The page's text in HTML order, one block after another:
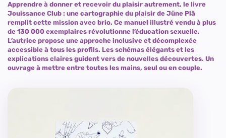
Apprendre à donner et recevoir du plaisir autrement, le livre
Jouissance Club : une cartographie du plaisir de Jüne Plã
remplit cette mission avec brio. Ce manuel illustré vendu à plus
de 130 000 exemplaires révolutionne l’éducation sexuelle.
L’autrice propose une approche inclusive et décomplexée
accessible à tous les profils. Les schémas élégants et les
explications claires guident vers de nouvelles découvertes. Un
ouvrage à mettre entre toutes les mains, seul ou en couple.